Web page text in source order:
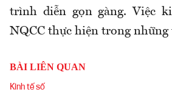
trình diễn gọn gàng. Việc
NQCC thực hiện trong những
BÀI LIÊN QUAN
Kinh tế số